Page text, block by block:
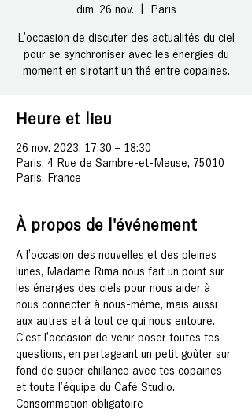
dim. 26 nov. Paris
L’occasion de discuter des actualités du ciel
pour se synchroniser avec les énergies du
moment en sirotant un thé entre copaines.
Heure et lieu
26 nov. 2023, 17:30 – 18:30
Paris, 4 Rue de Sambre-et-Meuse, 75010
Paris, France
À propos de l'événement
A l’occasion des nouvelles et des pleines
lunes, Madame Rima nous fait un point sur
les énergies des ciels pour nous aider à
nous connecter à nous-même, mais aussi
aux autres et à tout ce qui nous entoure.
C’est l’occasion de venir poser toutes tes
questions, en partageant un petit goûter sur
fond de super chillance avec tes copaines
et toute l’équipe du Café Studio.
Consommation obligatoire